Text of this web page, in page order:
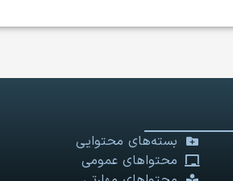
بسته‌های محتوایی
محتواهای عمومی